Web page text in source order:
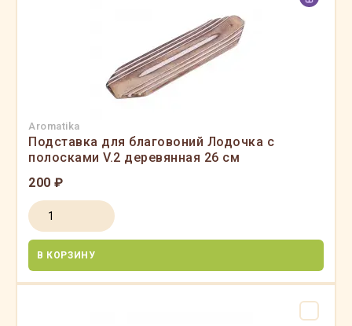
Aromatika
Подставка для благовоний Лодочка с
полосками V.2 деревянная 26 см
200 ₽
В КОРЗИНУ